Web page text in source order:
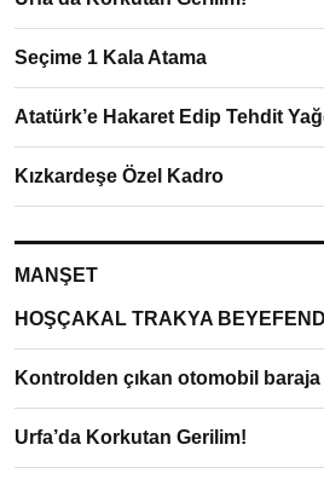
Seçime 1 Kala Atama
Atatürk’e Hakaret Edip Tehdit
Kızkardeşe Özel Kadro
MANŞET
HOŞÇAKAL TRAKYA
Kontrolden çıkan otomobil baraja
Urfa’da Korkutan Gerilim!